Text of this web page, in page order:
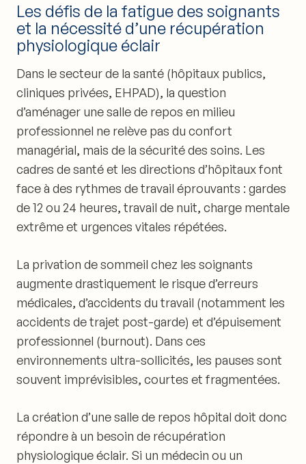
Les défis de la fatigue des soignants
et la nécessité d’une récupération
physiologique éclair
Dans le secteur de la santé (hôpitaux publics,
cliniques privées, EHPAD), la question
d’aménager une salle de repos en milieu
professionnel ne relève pas du confort
managérial, mais de la sécurité des soins. Les
cadres de santé et les directions d’hôpitaux font
face à des rythmes de travail éprouvants : gardes
de 12 ou 24 heures, travail de nuit, charge mentale
extrême et urgences vitales répétées.
La privation de sommeil chez les soignants
augmente drastiquement le risque d’erreurs
médicales, d’accidents du travail (notamment les
accidents de trajet post-garde) et d’épuisement
professionnel (burnout). Dans ces
environnements ultra-sollicités, les pauses sont
souvent imprévisibles, courtes et fragmentées.
La création d’une salle de repos hôpital doit donc
répondre à un besoin de récupération
physiologique éclair. Si un médecin ou un